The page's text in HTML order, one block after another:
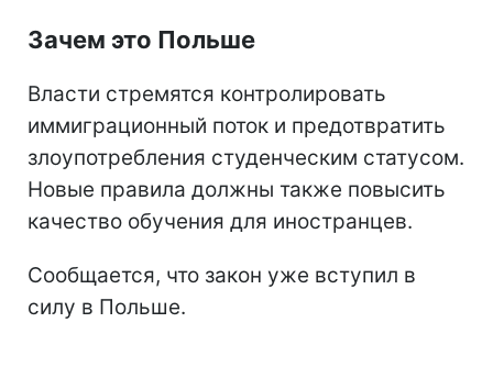
Зачем это Польше
Власти стремятся контролировать
иммиграционный поток и предотвратить
злоупотребления студенческим статусом.
Новые правила должны также повысить
качество обучения для иностранцев.
Сообщается, что закон уже вступил в
силу в Польше.